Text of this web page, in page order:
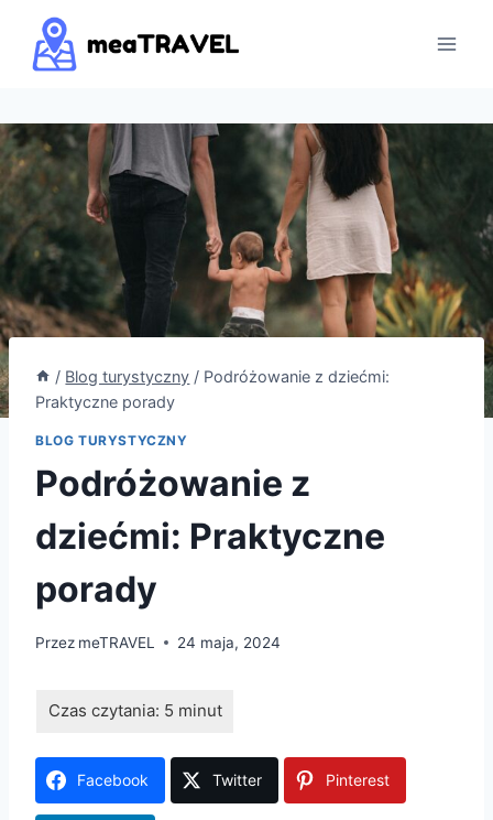
Przejdź
treści
/ Blog turystyczny / Podróżowanie z dziećmi:
Praktyczne porady
BLOG TURYSTYCZNY
Podróżowanie z
dziećmi: Praktyczne
porady
Przez meTRAVEL 24 maja, 2024
Facebook Twitter Pinterest